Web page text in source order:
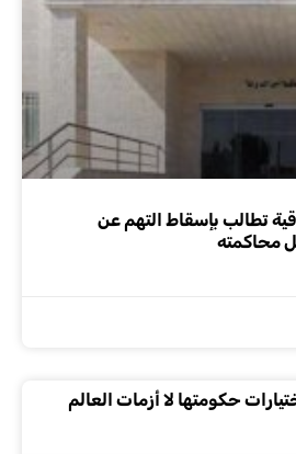
تطالب بإسقاط التهم عن
محاكمته
حكومتها لا أزمات العالم